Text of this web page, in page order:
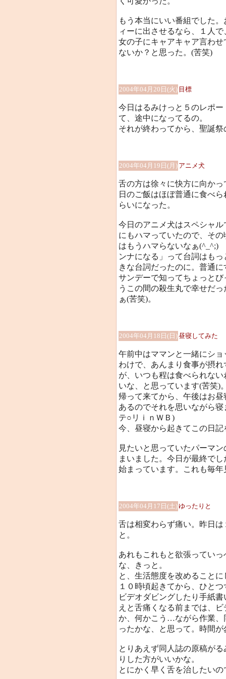
もう本当にいい番組でした
ィーに出させるなら、１人
女の子にキャアキャア言わ
ないか？と思った。(苦笑)
2004年04月20日(火) 目標
今日はるみけっと５のレポ
て、途中になってるの。
それが終わってから、聖誕
2004年04月19日(月) アニメ犬
舌の方は徐々に快方に向か
日のご飯はほぼ普通に食べ
らいになった。
今日のアニメ犬はスペシャ
にもハマっていたので、そ
はもうハマらないなぁ(^_^;)
ンナになる」って台詞はも
きな台詞だったのに。普通
サンデーで知ってちょっと
うこの間の殺生丸で幸せだ
ぁ(苦笑)。
2004年04月18日(日)昼寝してみた
午前中はママンと一緒にシ
わけで、あんまり食事が摂
が、いつも程は食べられな
いな、と思っています(苦笑)
帰って来てから、午後はお
あるのでそれを思いながら
テ○リｉｎＷＢ)
今、昼寝から起きてこの日
見たいと思っていたパーマ
まいました。今日が最終で
始まっています。これも毎
2004年04月17日(土)ゆったりと
舌は相変わらず痛い。昨日
と。
あれもこれもと欲張ってい
な、きっと。
と、生活態度を改めること
１０時頃起きてから、ひと
ビデオダビングしたり手紙
えと舌痛くなる前までは、
か、何かこう…ながら作業、
ったかな、と思って。時間
とりあえず同人誌の原稿が
りした方がいいかな。
とにかく早く舌を治したい